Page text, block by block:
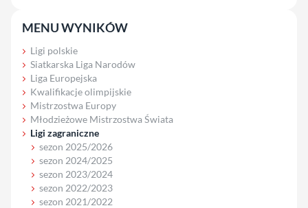
MENU WYNIKÓW
Ligi polskie
Siatkarska Liga Narodów
Liga Europejska
Kwalifikacje olimpijskie
Mistrzostwa Europy
Młodzieżowe Mistrzostwa Świata
Ligi zagraniczne
sezon 2025/2026
sezon 2024/2025
sezon 2023/2024
sezon 2022/2023
sezon 2021/2022